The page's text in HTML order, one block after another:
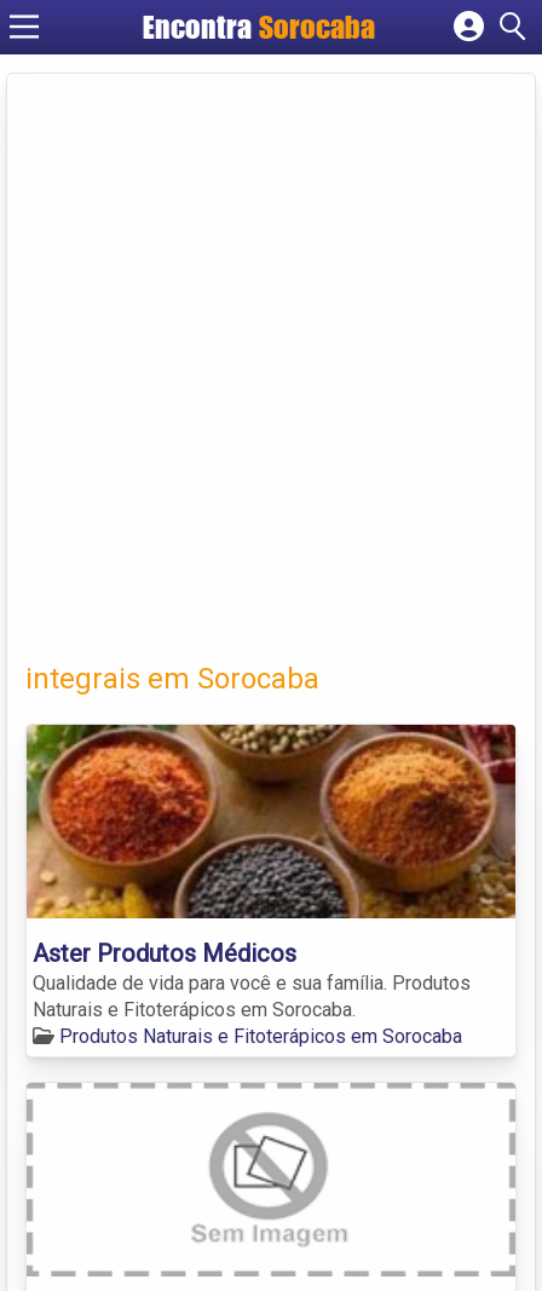
EncontraSorocaba
Cadastrar empresa
integrais em Sorocaba
Aster Produtos Médicos
Qualidade de vida para você e sua família. Produtos
Naturais e Fitoterápicos em Sorocaba.
Produtos Naturais e Fitoterápicos em Sorocaba